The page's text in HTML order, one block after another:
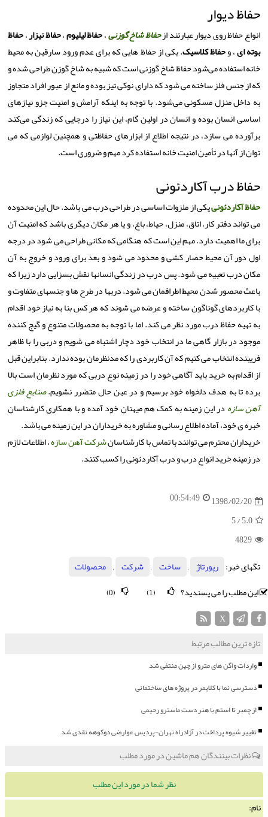
حفاظ دیوار
انواع حفاظ روی دیوار عبارتند ازحفاظ شاخ گوزنی،حفاظ لیلیوم،حفاظ نیزار،حفاظ
بوته ای، وحفاظ کلاسیک. یکی از حفاظ‌ هایی که برای عدم ورود سارقین به محیط
خانه استفاده می‌شود حفاظ شاخ گوزنی است که شبیه به شاخ گوزن طراحی شده و
که از جنس فلز ساخته می شود که دارای نوکی تیز بوده و مانع از عبور افراد متجاوز
به داخل منزل مسکونی می‌شود. با توجه به اینکه آرامش و امنیت جزو نیازهای
اساسی انسان بوده و انسان در اولین گام، این نیاز را درجایی که زندگی می‌کند
برآورده می سازد، در نتیجه اطلاع از ابزارهای حفاظتی و همچنین لوازمی که می
توان از آنها در تأمین امنیت خانه استفاده کرد مهم و ضروری است.
حفاظ درب آکاردئونی
حفاظ آکاردئونییکی از ملزوات اساسی در طراحی درب می باشد. حال این محدوده
می تواند دفتر کار، اتاق، منزل، حیاط، باغ، و یا هر مکان دیگری باشد که امنیت آن
برای ما اهمیت دارد. مهم این است که هنگامی که مکانی طراحی می شود در درجه
اول دور آن محیط حصار کشی و محدود می شود و بعد برای ورود و خروج به آن
مکان درب تعبیه می شود. پس درب در زندگی انسانها نقش بسزایی دارد زیرا که
باعث محصور شدن محیط اطرافمان می شود. دربها در طرح ها و جنسهای متفاوت و
با کاربردهای گوناگون ساخته و عرضه می شوند که هر کس بنا به نیاز خود اقدام
به تهیه حفاظ درب مورد نظر می کند. اما با توجه به محصولات متنوع و گیج کننده
موجود در بازار گاهی ما در انتخاب خود دچار اشتباه می شویم و دربی را با ظاهر
فریبنده انتخاب می کنیم که آن کاربردی را که مدنظرمان بوده ندارد. بنابراین قبل
از اقدام به خرید باید آگاهی خود را در زمینه نوع دربی که مورد نظرمان است بالا
برده تا به هدف دلخواه خود برسیم و در عین حال متضرر نشویم.صنایع فلزی
آهن سازهدر این زمینه به کمک هم میهنان خود آمده و با همکاری کارشناسان
خبره ی خود، آماده اطلاع رسانی و مشاوره به خریداران در این زمینه می باشد.
خریداران محترم می توانند با تماس با کارشناسانشرکت آهن سازه، اطلاعات لازم
در زمینه خرید انواع درب و درب آکاردئونی را کسب کنند.
1398/02/20
00:54:49
5.0
/ 5
4829
تگهای خبر:
رپورتاژ , ساخت , شركت ,
محصولات
این مطلب را می پسندید؟
(0)
تازه ترین مطالب مرتبط
واردات واگن های مترو از چین منتفی شد
دسترسی نما با کلایمر در پروژه های ساختمانی
از چمبر تا استم با هنر دست ماسترو رحیمی
تغییر شیوه پرداخت در آزادراه تهران-پردیس عوارضی دوکوهه نقدی شد
نظرات بینندگان هم ماشین در مورد مطلب
نظر شما در مورد این مطلب
نام: